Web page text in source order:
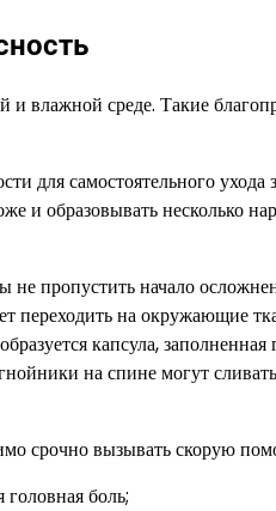
влажной среде. Такие
для самостоятельного
и образовывать несколько
не пропустить начало
переходить на окружающие
капсула,
на спине могут
срочно вызывать скорую
головная боль;